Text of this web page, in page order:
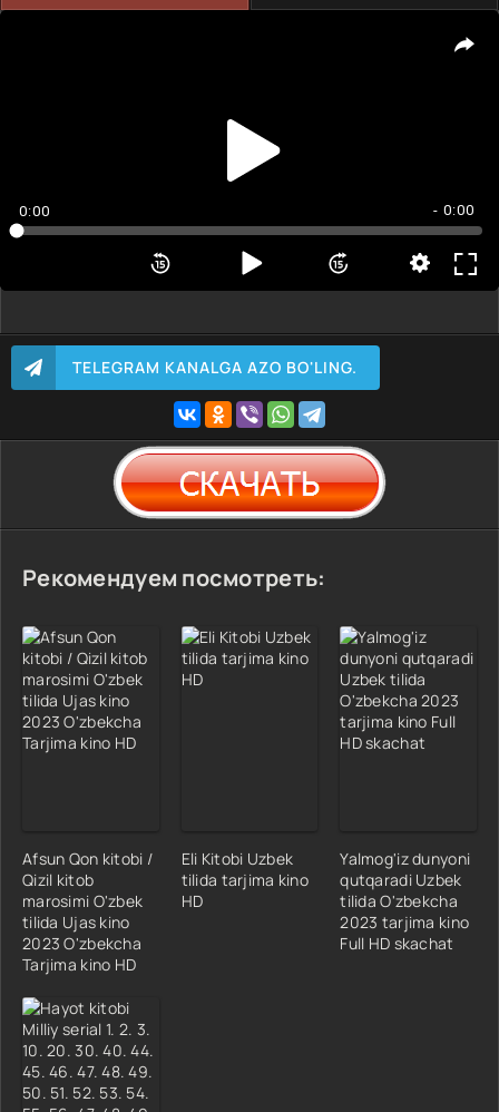
0:00 - 0:00
TELEGRAM KANALGA AZO BO'LING.
Рекомендуем посмотреть:
Afsun Qon kitobi /
Qizil kitob
marosimi O'zbek
tilida Ujas kino
2023 O'zbekcha
Tarjima kino HD
Eli Kitobi Uzbek
tilida tarjima kino
HD
Yalmog'iz dunyoni
qutqaradi Uzbek
tilida O'zbekcha
2023 tarjima kino
Full HD skachat